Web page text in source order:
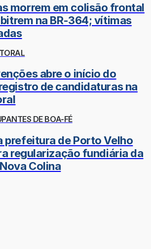
morrem em colisão frontal
na BR-364; vítimas
abre o início do
de candidaturas na
DE BOA-FÉ
prefeitura de Porto Velho
regularização fundiária da
Colina